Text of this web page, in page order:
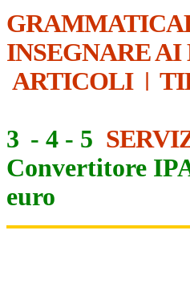
INSEGNARE
ARTICOLI|
3 - 4 - 5
Convertitore
euro